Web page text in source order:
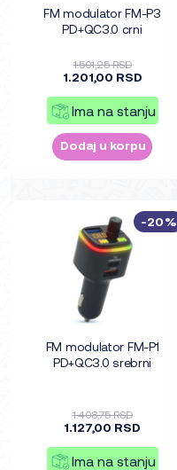
FM modulator FM-P3
PD+QC3.0 crni
1.501,25 RSD
1.201,00 RSD
Ima na stanju
Dodaj u korpu
FM modulator FM-P1
PD+QC3.0 srebrni
1.408,75 RSD
1.127,00 RSD
Ima na stanju
-20%